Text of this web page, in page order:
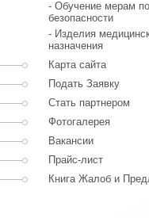
- Обучение мерам
безопасности
- Изделия
назначения
Карта сайта
Подать Заявку
Стать партнером
Фотогалерея
Вакансии
Прайс-лист
Книга Жалоб и